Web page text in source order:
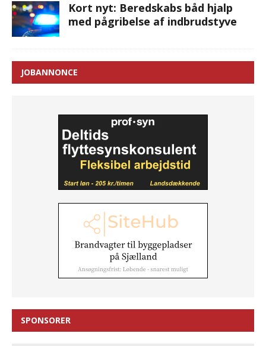
Kort nyt: Beredskabs båd hjalp
med pågribelse af indbrudstyve
JOBANNONCE
SPONSORER